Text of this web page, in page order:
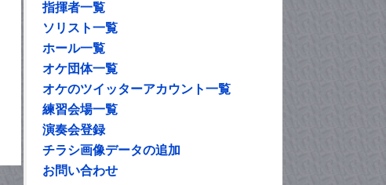
指揮者一覧
ソリスト一覧
ホール一覧
オケ団体一覧
オケのツイッターアカウント一覧
練習会場一覧
演奏会登録
チラシ画像データの追加
お問い合わせ